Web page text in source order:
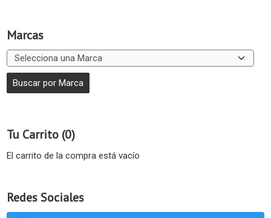
Marcas
Tu Carrito (0)
El carrito de la compra está vacío
Redes Sociales